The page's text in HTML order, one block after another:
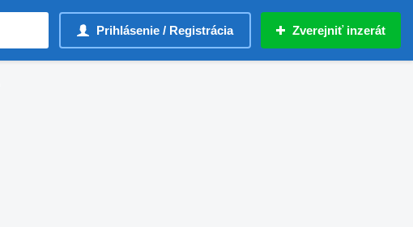
Prihlásenie / Registrácia Zverejniť inzerát